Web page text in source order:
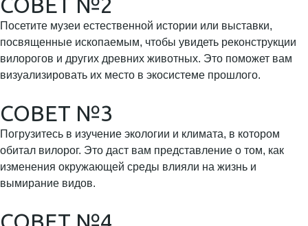
Посетите музеи естественной истории или выставки,
посвященные ископаемым, чтобы увидеть реконструкции
вилорогов и других древних животных. Это поможет вам
визуализировать их место в экосистеме прошлого.
СОВЕТ №3
Погрузитесь в изучение экологии и климата, в котором
обитал вилорог. Это даст вам представление о том, как
изменения окружающей среды влияли на жизнь и
вымирание видов.